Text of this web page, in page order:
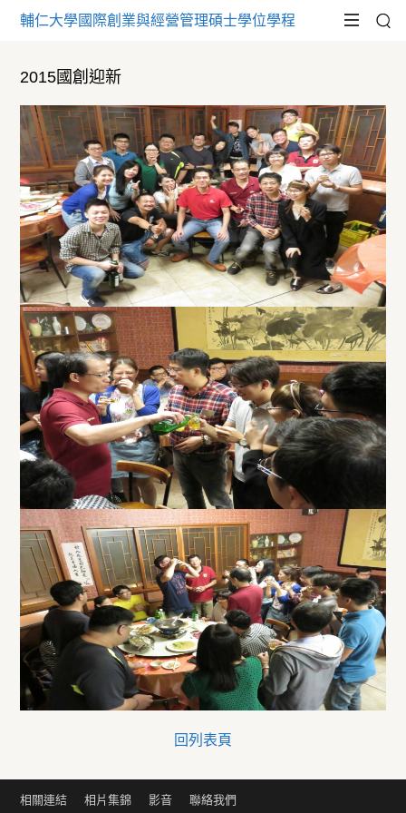
輔仁大學國際創業與經營管理碩士學位學程
2015國創迎新
回列表頁
相關連結 相片集錦 影音 聯絡我們